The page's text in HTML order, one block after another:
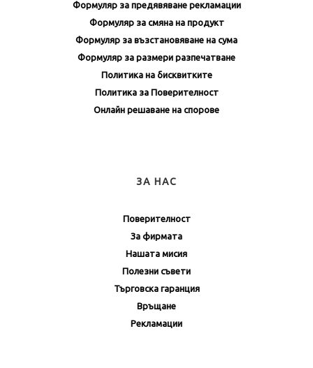
Формуляр за предявяване рекламации
Формуляр за смяна на продукт
Формуляр за възстановяване на сума
Формуляр за размери разпечатване
Политика на бисквитките
Политика за Поверителност
Онлайн решаване на спорове
ЗА НАС
Поверителност
За фирмата
Нашата мисия
Полезни съвети
Търговска гаранция
Връщане
Рекламации